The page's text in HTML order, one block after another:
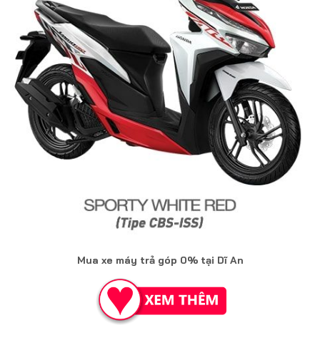
Mua xe máy trả góp 0% tại Dĩ An